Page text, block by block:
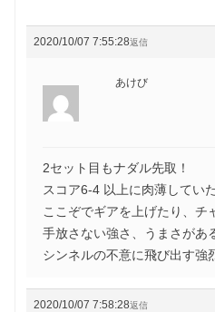
2020/10/07 7:55:28返信
あけび
2セット目もナダル先取！
スコア6-4 以上に肉薄してい
ここぞでギアを上げたり、チ
手放さない強さ、うまさがあ
シンネルの不意に飛び出す強
2020/10/07 7:58:28返信